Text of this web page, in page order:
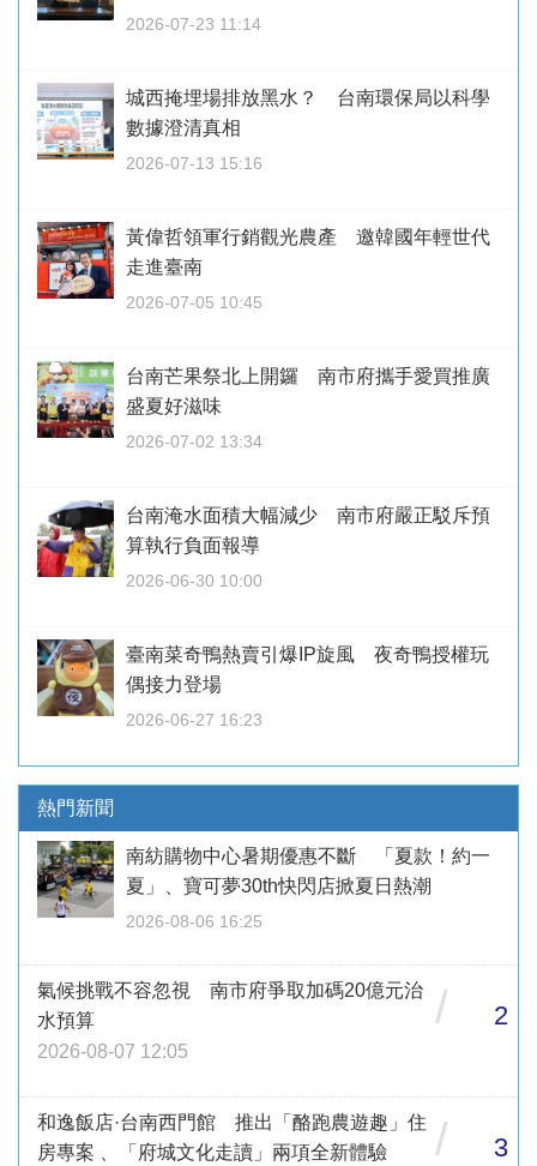
2026-07-23 11:14
城西掩埋場排放黑水？ 台南環保局以科學
數據澄清真相
2026-07-13 15:16
黃偉哲領軍行銷觀光農產 邀韓國年輕世代
走進臺南
2026-07-05 10:45
台南芒果祭北上開鑼 南市府攜手愛買推廣
盛夏好滋味
2026-07-02 13:34
台南淹水面積大幅減少 南市府嚴正駁斥預
算執行負面報導
2026-06-30 10:00
臺南菜奇鴨熱賣引爆IP旋風 夜奇鴨授權玩
偶接力登場
2026-06-27 16:23
熱門新聞
南紡購物中心暑期優惠不斷 「夏款！約一
夏」、寶可夢30th快閃店掀夏日熱潮
2026-08-06 16:25
氣候挑戰不容忽視 南市府爭取加碼20億元治
水預算
2026-08-07 12:05
/ 2
和逸飯店·台南西門館 推出「酪跑農遊趣」住
房專案 、「府城文化走讀」兩項全新體驗
/ 3